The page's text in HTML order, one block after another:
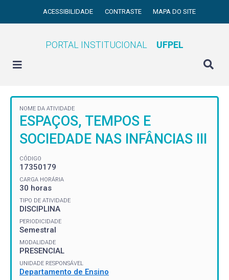
ACESSIBILIDADE CONTRASTE MAPA DO SITE
PORTAL INSTITUCIONAL UFPEL
NOME DA ATIVIDADE
ESPAÇOS, TEMPOS E
SOCIEDADE NAS INFÂNCIAS III
CÓDIGO
17350179
CARGA HORÁRIA
30 horas
TIPO DE ATIVIDADE
DISCIPLINA
PERIODICIDADE
Semestral
MODALIDADE
PRESENCIAL
UNIDADE RESPONSÁVEL
Departamento de Ensino